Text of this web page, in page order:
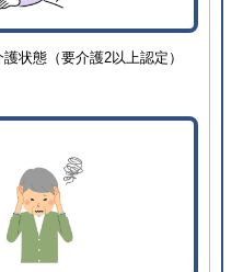
状態（要介護2以上認定）